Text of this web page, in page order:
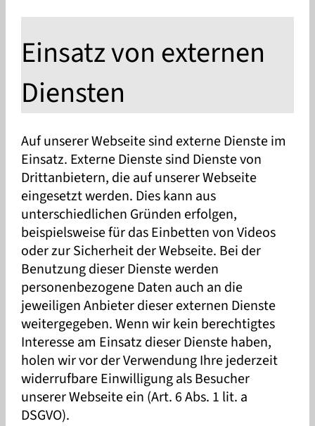
Einsatz von externen
Diensten
Auf unserer Webseite sind externe Dienste im
Einsatz. Externe Dienste sind Dienste von
Drittanbietern, die auf unserer Webseite
eingesetzt werden. Dies kann aus
unterschiedlichen Gründen erfolgen,
beispielsweise für das Einbetten von Videos
oder zur Sicherheit der Webseite. Bei der
Benutzung dieser Dienste werden
personenbezogene Daten auch an die
jeweiligen Anbieter dieser externen Dienste
weitergegeben. Wenn wir kein berechtigtes
Interesse am Einsatz dieser Dienste haben,
holen wir vor der Verwendung Ihre jederzeit
widerrufbare Einwilligung als Besucher
unserer Webseite ein (Art. 6 Abs. 1 lit. a
DSGVO).